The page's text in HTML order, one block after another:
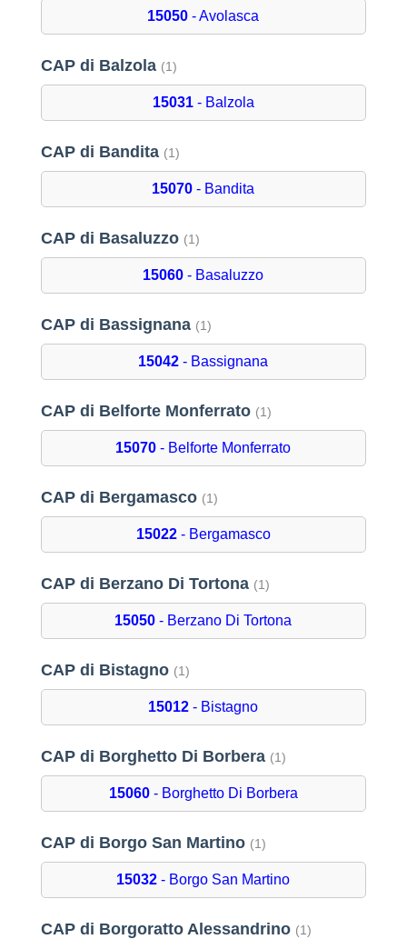
15050 - Avolasca
CAP di Balzola (1)
15031- Balzola
CAP di Bandita (1)
15070 - Bandita
CAP di Basaluzzo (1)
15060 - Basaluzzo
CAP di Bassignana (1)
15042 - Bassignana
CAP di Belforte Monferrato (1)
15070 - Belforte Monferrato
CAP di Bergamasco (1)
15022- Bergamasco
CAP di Berzano Di Tortona (1)
15050 - Berzano Di Tortona
CAP di Bistagno (1)
15012 - Bistagno
CAP di Borghetto Di Borbera (1)
15060- Borghetto Di Borbera
CAP di Borgo San Martino (1)
15032 - Borgo San Martino
CAP di Borgoratto Alessandrino (1)